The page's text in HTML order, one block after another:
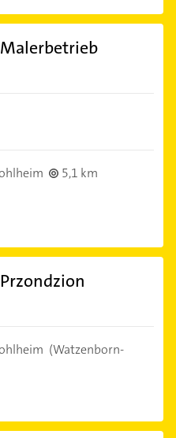
5,1 km
(Watzenborn-